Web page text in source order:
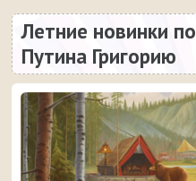
Летние новинки
Путина Григорию